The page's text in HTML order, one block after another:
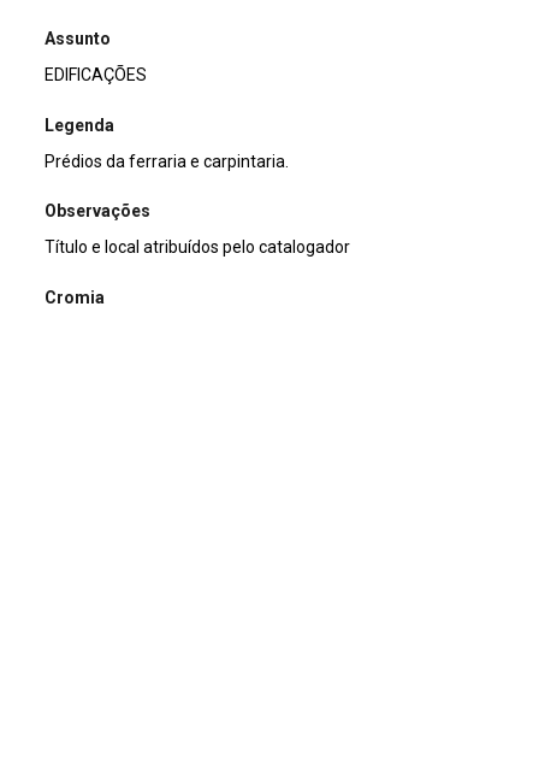
Assunto
EDIFICAÇÕES
Legenda
Prédios da ferraria e carpintaria.
Observações
Título e local atribuídos pelo catalogador
Cromia